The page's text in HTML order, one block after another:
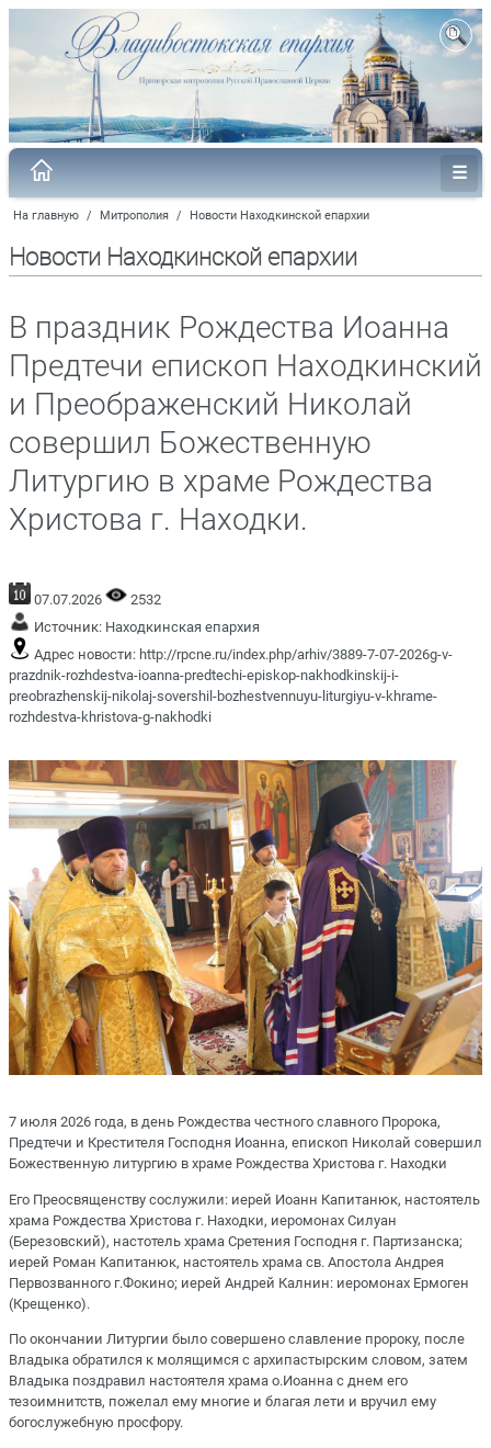
На главную / Митрополия / Новости Находкинской епархии
Новости Находкинской епархии
В праздник Рождества Иоанна
Предтечи епископ Находкинский
и Преображенский Николай
совершил Божественную
Литургию в храме Рождества
Христова г. Находки.
07.07.2026
2532
Источник: Находкинская епархия
Адрес новости: http://rpcne.ru/index.php/arhiv/3889-7-07-2026g-v-
prazdnik-rozhdestva-ioanna-predtechi-episkop-nakhodkinskij-i-
preobrazhenskij-nikolaj-sovershil-bozhestvennuyu-liturgiyu-v-khrame-
rozhdestva-khristova-g-nakhodki
7 июля 2026 года, в день Рождества честного славного Пророка,
Предтечи и Крестителя Господня Иоанна, епископ Николай совершил
Божественную литургию в храме Рождества Христова г. Находки
Его Преосвященству сослужили: иерей Иоанн Капитанюк, настоятель
храма Рождества Христова г. Находки, иеромонах Силуан
(Березовский), настотель храма Сретения Господня г. Партизанска;
иерей Роман Капитанюк, настоятель храма св. Апостола Андрея
Первозванного г.Фокино; иерей Андрей Калнин: иеромонах Ермоген
(Крещенко).
По окончании Литургии было совершено славление пророку, после
Владыка обратился к молящимся с архипастырским словом, затем
Владыка поздравил настоятеля храма о.Иоанна с днем его
тезоимнитств, пожелал ему многие и благая лети и вручил ему
богослужебную просфору.